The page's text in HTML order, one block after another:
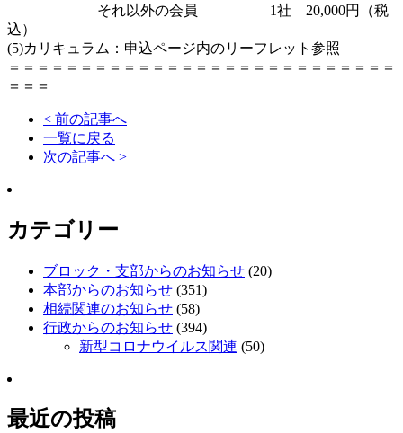
それ以外の会員 1社 20,000円（税
込）
(5)カリキュラム：申込ページ内のリーフレット参照
＝＝＝＝＝＝＝＝＝＝＝＝＝＝＝＝＝＝＝＝＝＝＝＝＝＝＝
＝＝＝
< 前の記事へ
一覧に戻る
次の記事へ >
カテゴリー
ブロック・支部からのお知らせ (20)
本部からのお知らせ (351)
相続関連のお知らせ (58)
行政からのお知らせ (394)
新型コロナウイルス関連 (50)
最近の投稿